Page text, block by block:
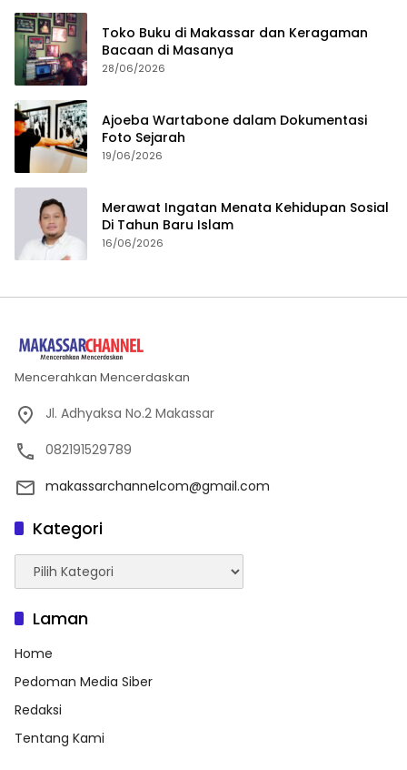
Toko Buku di Makassar dan Keragaman
Bacaan di Masanya
28/06/2026
Ajoeba Wartabone dalam Dokumentasi
Foto Sejarah
19/06/2026
Merawat Ingatan Menata Kehidupan Sosial
Di Tahun Baru Islam
16/06/2026
Mencerahkan Mencerdaskan
Jl. Adhyaksa No.2 Makassar
082191529789
makassarchannelcom@gmail.com
Kategori
Kategori
Laman
Home
Pedoman Media Siber
Redaksi
Tentang Kami